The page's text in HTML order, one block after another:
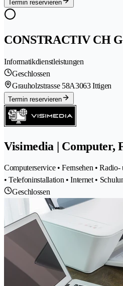
Termin reservieren
CONSTRACTIV CH
Informatikdienstleistungen
Geschlossen
Grauholzstrasse 58A3063 Ittigen
Termin reservieren
Visimedia | Computer,
Computerservice • Fernsehen •
• Telefoninstallation • Internet •
Geschlossen